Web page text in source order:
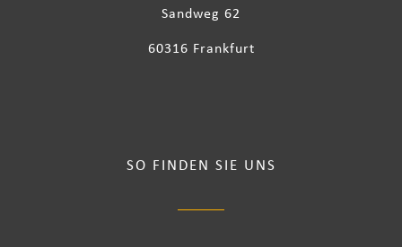
Sandweg 62
60316 Frankfurt
SO FINDEN SIE UNS